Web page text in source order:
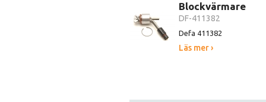
Blockvärmare
DF-411382
Defa 411382
Läs mer ›